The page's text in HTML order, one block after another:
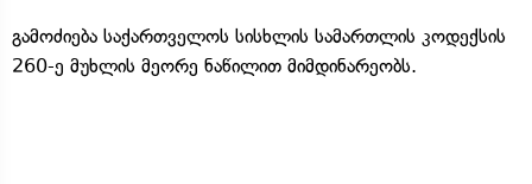
გამოძიება საქართველოს სისხლის სამართლის კოდექსის
260-ე მუხლის მეორე ნაწილით მიმდინარეობს.